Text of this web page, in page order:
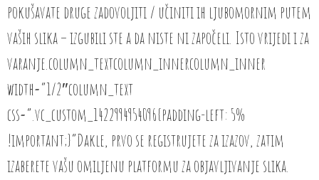
pokušavate druge zadovoljiti / učiniti ih ljubomornim putem
vaših slika – izgubili ste a da niste ni započeli. Isto vrijedi i za
varanje.column_textcolumn_innercolumn_inner
width=”1/2″column_text
css=”.vc_custom_1422994954096{padding-left: 5%
!important;}”Dakle, prvo se registrujete za izazov, zatim
izaberete vašu omiljenu platformu za objavljivanje slika.